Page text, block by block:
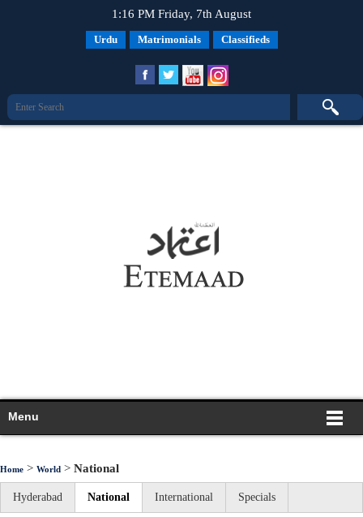
1:16 PM Friday, 7th August
Urdu Matrimonials Classifieds
Menu
Home > World > National
Hyderabad National International Specials